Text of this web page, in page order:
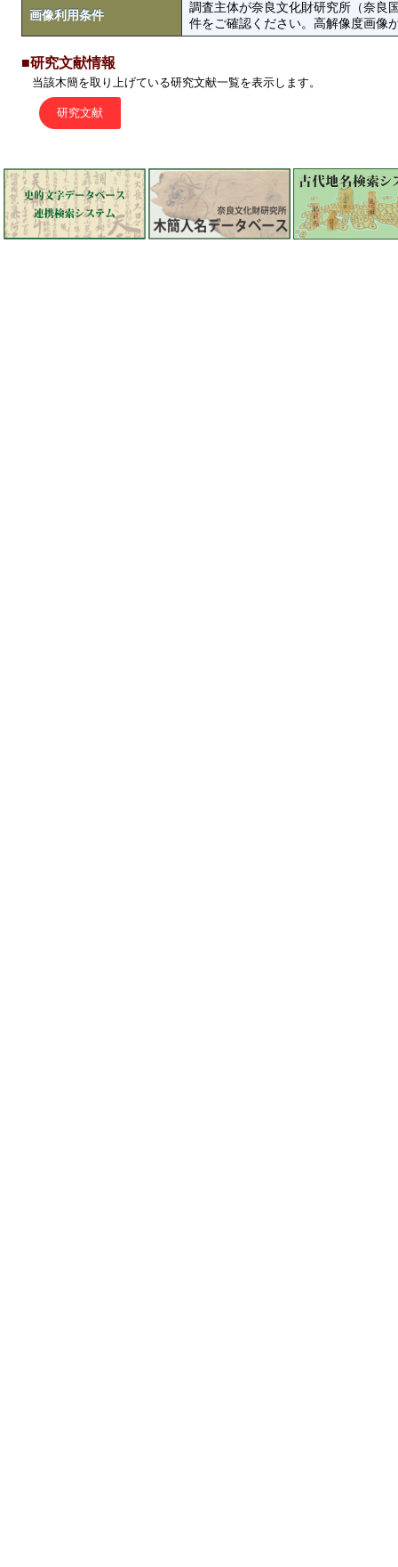
画像利用条件
調査主体が奈良文化財研究所（奈良
件をご確認ください。高解像度画像
■研究文献情報
当該木簡を取り上げている研究文献一覧を表示します。
研究文献